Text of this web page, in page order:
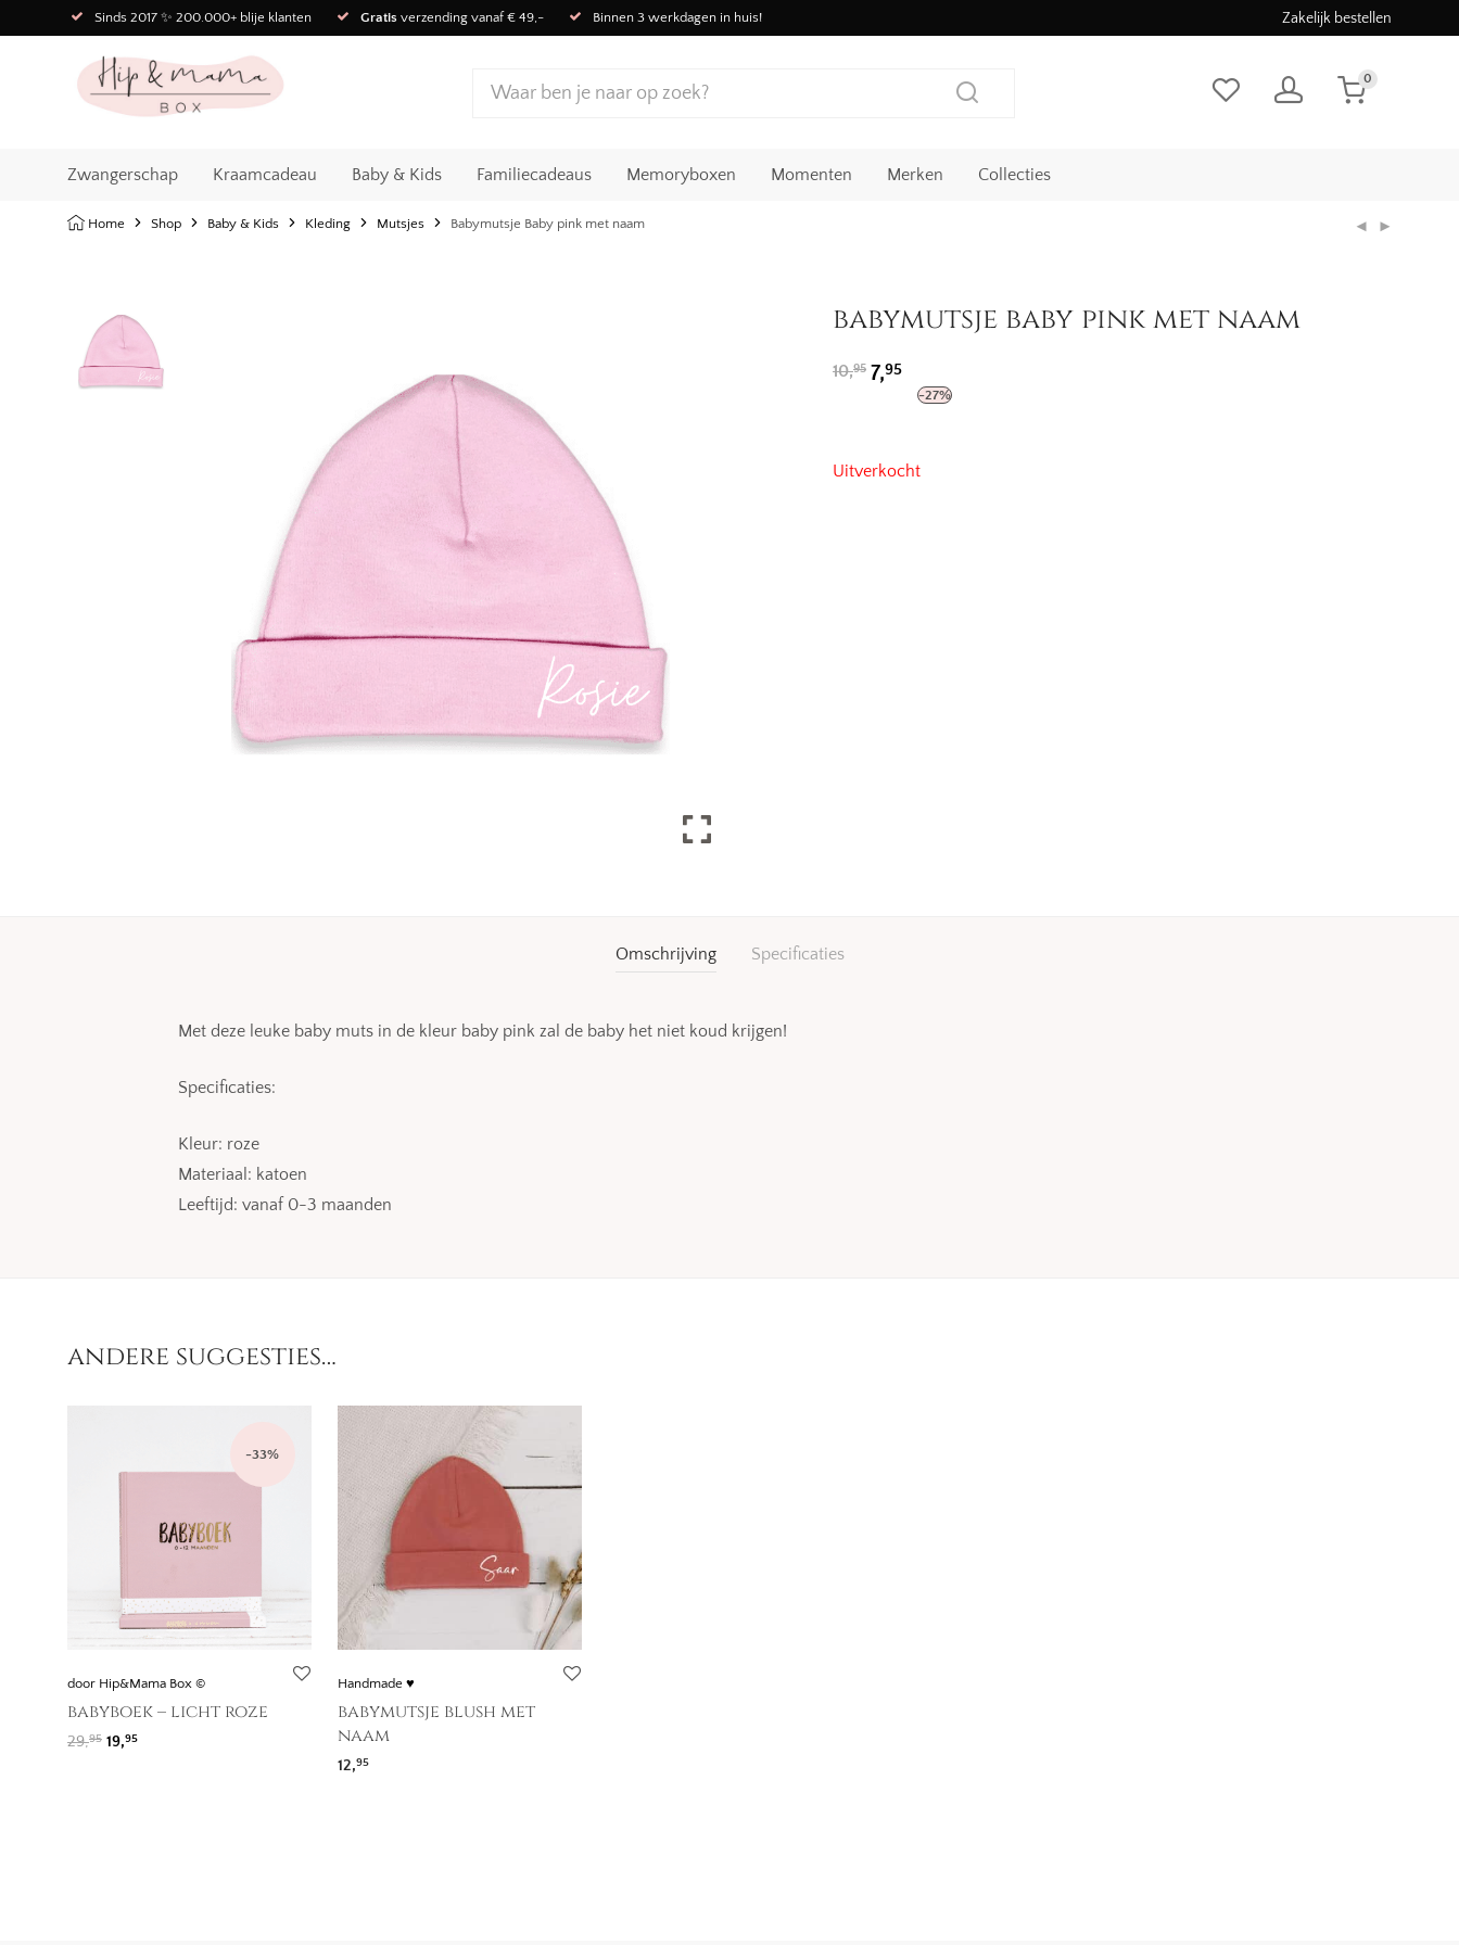
Sinds 2017 ✨ 200.000+ blije klanten Gratis verzending vanaf € 49,- Binnen 3 werkdagen in huis! Zakelijk bestellen
0
Zwangerschap Kraamcadeau Baby & Kids Familiecadeaus Memoryboxen Momenten Merken Collecties
Home Shop Baby & Kids Kleding Mutsjes Babymutsje Baby pink met naam
babymutsje baby pink met naam
10,95 Oorspronkelijke
prijs
7,95Huidige
prijs
-27%
Uitverkocht
Omschrijving Specificaties
Met deze leuke baby muts in de kleur baby pink zal de baby het niet koud krijgen!
Specificaties:
Kleur: roze
Materiaal: katoen
Leeftijd: vanaf 0-3 maanden
andere suggesties…
-33%
door Hip&Mama Box ©
babyboek – licht roze
29,95 Oorspronkelijke prijs was: 29,95.
19,95Huidige prijs is: 19,95.
Handmade ♥
babymutsje blush met
naam
12,95